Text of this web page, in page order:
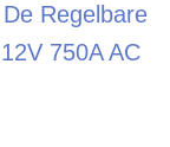
Regelbare
750A AC